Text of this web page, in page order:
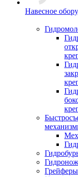
Навесное
Грейферы